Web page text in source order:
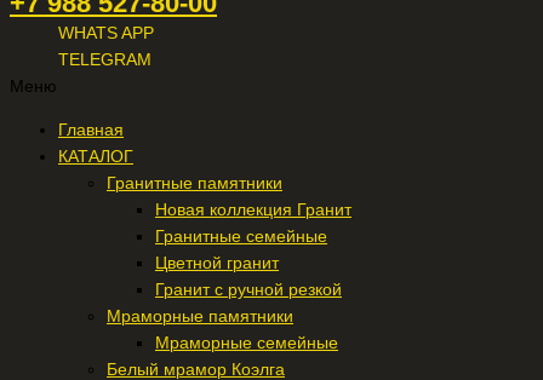
WHATS APP
TELEGRAM
Меню
Главная
КАТАЛОГ
Гранитные памятники
Новая коллекция Гранит
Гранитные семейные
Цветной гранит
Гранит с ручной резкой
Мраморные памятники
Мраморные семейные
Белый мрамор Коэлга